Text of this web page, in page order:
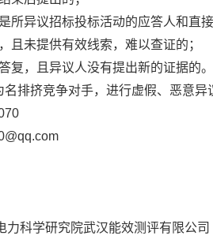
所异议招标投标活动的应答人和直
且未提供有效线索，难以查证的；
复，且异议人没有提出新的证据的。
名排挤竞争对手，进行虚假、恶意
力科学研究院武汉能效测评有限公司